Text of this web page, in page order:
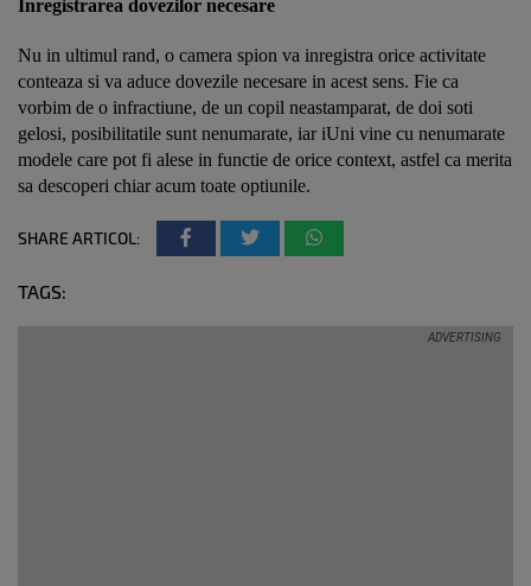
Inregistrarea dovezilor necesare
Nu in ultimul rand, o camera spion va inregistra orice activitate
conteaza si va aduce dovezile necesare in acest sens. Fie ca
vorbim de o infractiune, de un copil neastamparat, de doi soti
gelosi, posibilitatile sunt nenumarate, iar iUni vine cu nenumarate
modele care pot fi alese in functie de orice context, astfel ca merita
sa descoperi chiar acum toate optiunile.
SHARE ARTICOL:
TAGS: